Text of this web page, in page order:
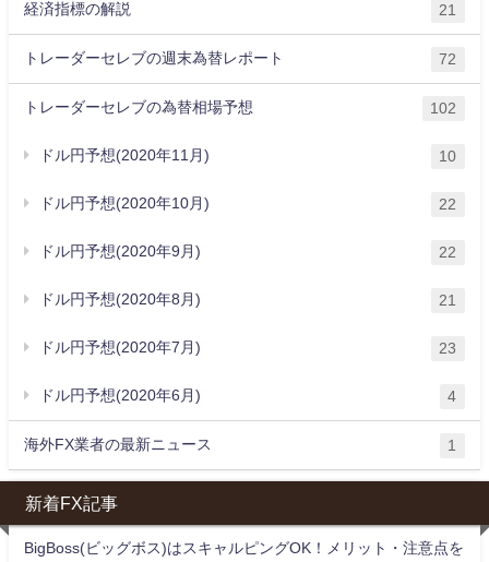
経済指標の解説 21
トレーダーセレブの週末為替レポート 72
トレーダーセレブの為替相場予想 102
ドル円予想(2020年11月) 10
ドル円予想(2020年10月) 22
ドル円予想(2020年9月) 22
ドル円予想(2020年8月) 21
ドル円予想(2020年7月) 23
ドル円予想(2020年6月) 4
海外FX業者の最新ニュース 1
新着FX記事
BigBoss(ビッグボス)はスキャルピングOK！メリット・注意点を